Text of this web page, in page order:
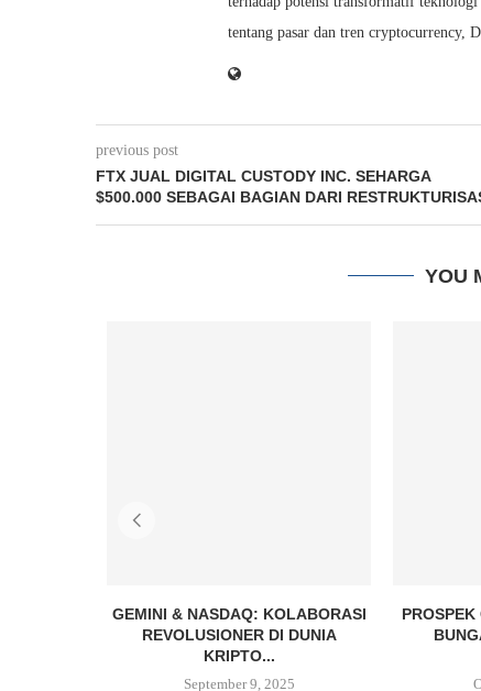
tentang pasar dan tren cryptocurrency,
previous post
FTX JUAL DIGITAL CUSTODY INC. SEHARGA
$500.000 SEBAGAI BAGIAN DARI
YOU
GEMINI & NASDAQ: KOLABORASI
REVOLUSIONER DI DUNIA
KRIPTO...
September 9, 2025